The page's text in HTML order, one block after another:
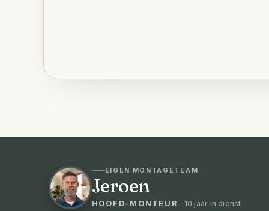
EIGEN MONTAGETEAM
Jeroen
HOOFD-MONTEUR · 10 jaar in dienst